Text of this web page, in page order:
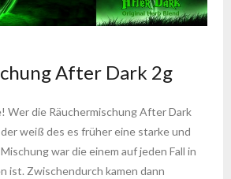
After Dark 2g
Wer die Räuchermischung After Dark
weiß des es früher eine starke und
war die einem auf jeden Fall in
ist. Zwischendurch kamen dann